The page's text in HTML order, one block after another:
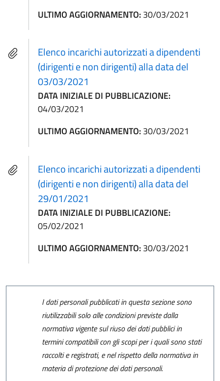
ULTIMO AGGIORNAMENTO:30/03/2021
Elenco incarichi autorizzati a dipendenti
(dirigenti e non dirigenti) alla data del
03/03/2021
DATA INIZIALE DI PUBBLICAZIONE:
04/03/2021
ULTIMO AGGIORNAMENTO:30/03/2021
Elenco incarichi autorizzati a dipendenti
(dirigenti e non dirigenti) alla data del
29/01/2021
DATA INIZIALE DI PUBBLICAZIONE:
05/02/2021
ULTIMO AGGIORNAMENTO:30/03/2021
I dati personali pubblicati in questa sezione sono
riutilizzabili solo alle condizioni previste dalla
normativa vigente sul riuso dei dati pubblici in
termini compatibili con gli scopi per i quali sono stati
raccolti e registrati, e nel rispetto della normativa in
materia di protezione dei dati personali.